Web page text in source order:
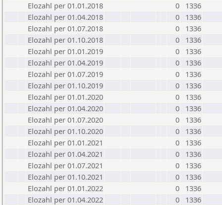
Elozahl per 01.01.2018
0
1336
Elozahl per 01.04.2018
0
1336
Elozahl per 01.07.2018
0
1336
Elozahl per 01.10.2018
0
1336
Elozahl per 01.01.2019
0
1336
Elozahl per 01.04.2019
0
1336
Elozahl per 01.07.2019
0
1336
Elozahl per 01.10.2019
0
1336
Elozahl per 01.01.2020
0
1336
Elozahl per 01.04.2020
0
1336
Elozahl per 01.07.2020
0
1336
Elozahl per 01.10.2020
0
1336
Elozahl per 01.01.2021
0
1336
Elozahl per 01.04.2021
0
1336
Elozahl per 01.07.2021
0
1336
Elozahl per 01.10.2021
0
1336
Elozahl per 01.01.2022
0
1336
Elozahl per 01.04.2022
0
1336